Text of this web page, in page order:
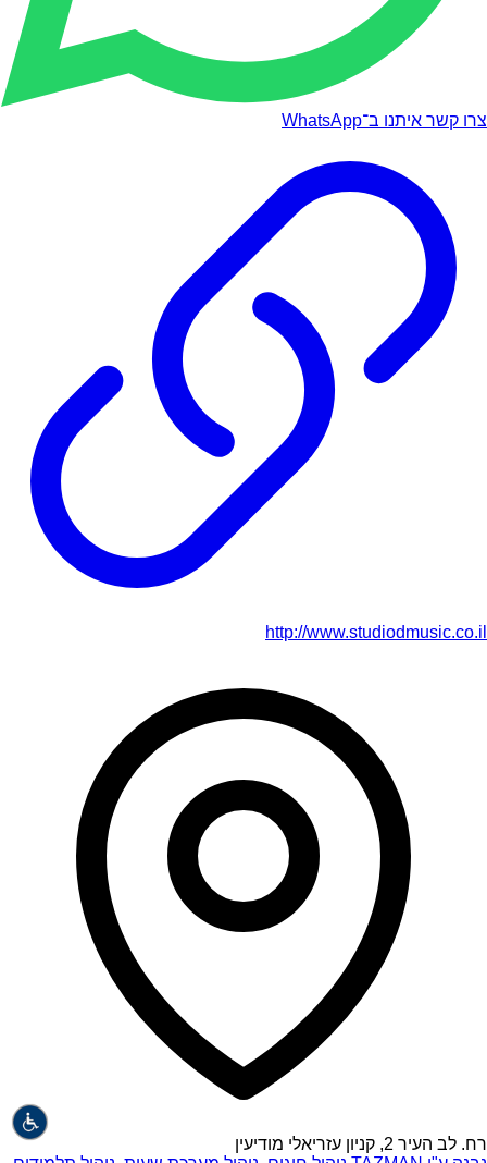
צרו קשר איתנו ב־WhatsApp
http://www.studiodmusic.co.il
רח. לב העיר 2, קניון עזריאלי מודיעין